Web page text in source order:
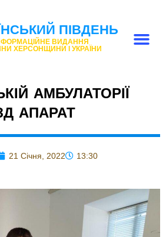
ПІВДЕНЬ
ВИДАННЯ
ХЕРСОНЩИНИ І УКРАЇНИ
АМБУЛАТОРІЇ
АПАРАТ
21 Січня, 2022
13:30